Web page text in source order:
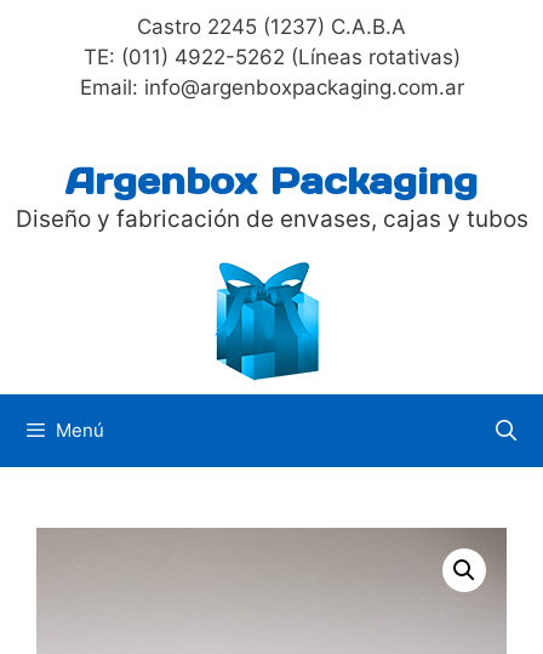
contenido
Castro 2245 (1237) C.A.B.A
TE: (011) 4922-5262 (Líneas rotativas)
Email: info@argenboxpackaging.com.ar
Argenbox Packaging
Diseño y fabricación de envases, cajas y tubos
Menú